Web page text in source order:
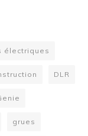
électriques
DLR
grues